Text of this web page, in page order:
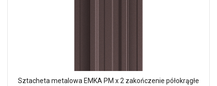
Sztacheta metalowa EMKA PM x 2 zakończenie półokrągłe